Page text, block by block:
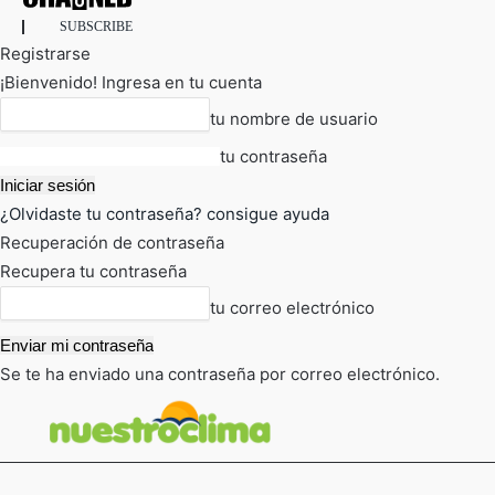
SUBSCRIBE
Registrarse
¡Bienvenido! Ingresa en tu cuenta
tu nombre de usuario
tu contraseña
¿Olvidaste tu contraseña? consigue ayuda
Recuperación de contraseña
Recupera tu contraseña
tu correo electrónico
Se te ha enviado una contraseña por correo electrónico.